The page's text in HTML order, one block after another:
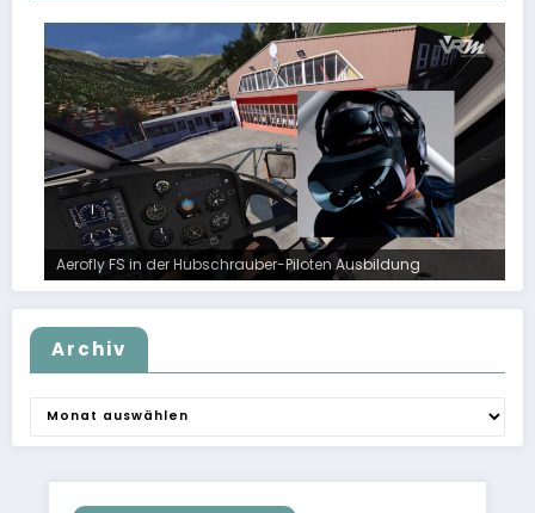
Aerofly FS in der Hubschrauber-Piloten Ausbildung
Archiv
Archiv